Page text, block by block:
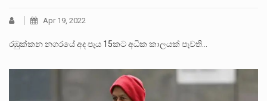
Apr 19, 2022
රඹුක්කන නගරයේ අද පැය 15කට අධික කාලයක් පැවති…